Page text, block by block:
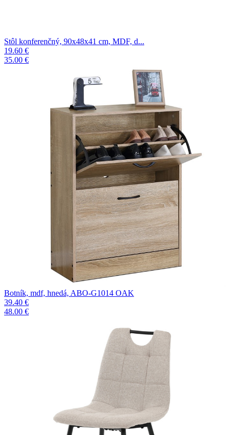
Stôl konferenčný, 90x48x41 cm, MDF, d...
19.60 €
35.00 €
Botník, mdf, hnedá, ABO-G1014 OAK
39.40 €
48.00 €